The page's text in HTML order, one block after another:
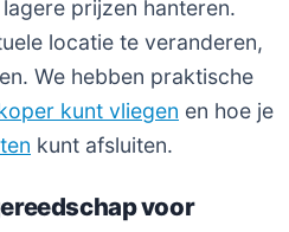
prijzen hanteren.
locatie te veranderen,
We hebben praktische
kunt vliegen en hoe je
kunt afsluiten.
voor